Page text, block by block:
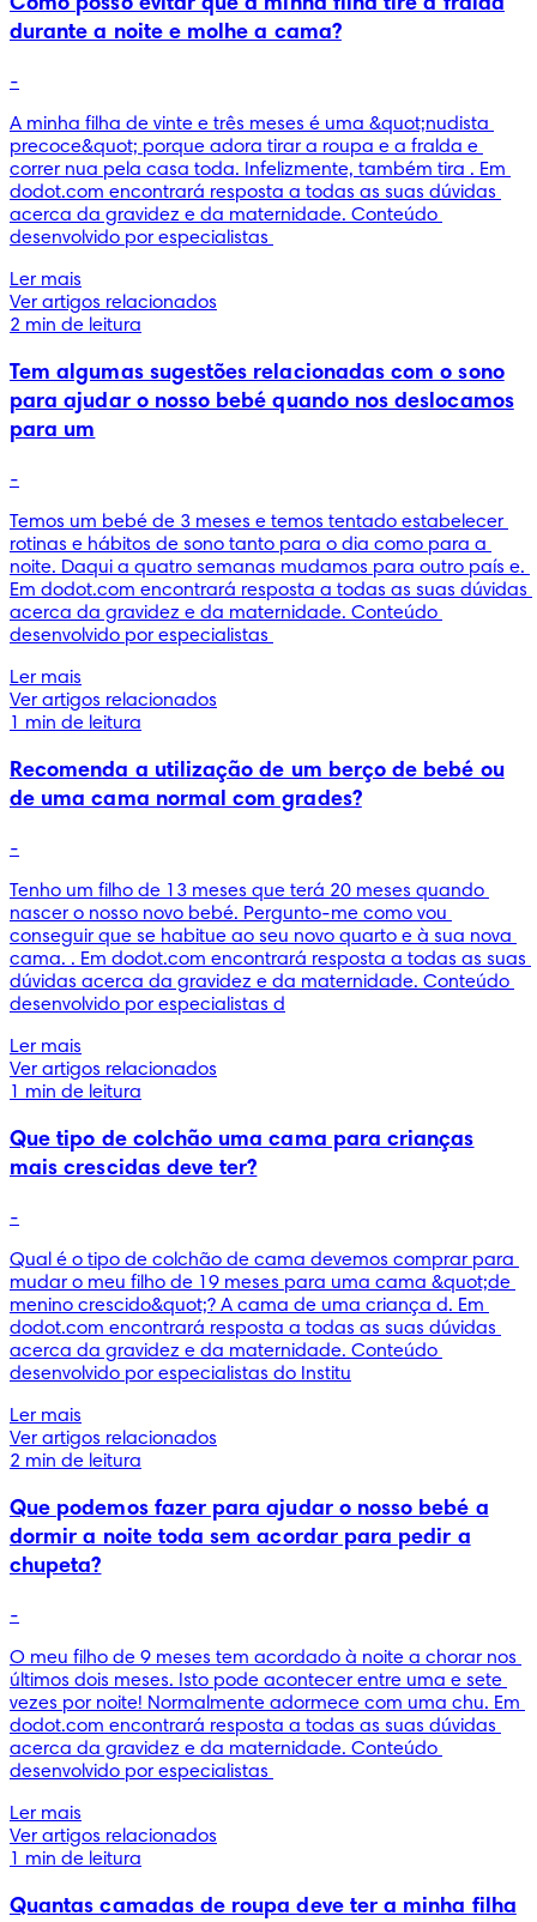
Como posso evitar que a minha filha tire a fralda
durante a noite e molhe a cama?
-
A minha filha de vinte e três meses é uma &quot;nudista
precoce&quot; porque adora tirar a roupa e a fralda e
correr nua pela casa toda. Infelizmente, também tira . Em
dodot.com encontrará resposta a todas as suas dúvidas
acerca da gravidez e da maternidade. Conteúdo
desenvolvido por especialistas
Ler mais
Ver artigos relacionados
2 min de leitura
Tem algumas sugestões relacionadas com o sono
para ajudar o nosso bebé quando nos deslocamos
para um
-
Temos um bebé de 3 meses e temos tentado estabelecer
rotinas e hábitos de sono tanto para o dia como para a
noite. Daqui a quatro semanas mudamos para outro país e.
Em dodot.com encontrará resposta a todas as suas dúvidas
acerca da gravidez e da maternidade. Conteúdo
desenvolvido por especialistas
Ler mais
Ver artigos relacionados
1 min de leitura
Recomenda a utilização de um berço de bebé ou
de uma cama normal com grades?
-
Tenho um filho de 13 meses que terá 20 meses quando
nascer o nosso novo bebé. Pergunto-me como vou
conseguir que se habitue ao seu novo quarto e à sua nova
cama. . Em dodot.com encontrará resposta a todas as suas
dúvidas acerca da gravidez e da maternidade. Conteúdo
desenvolvido por especialistas d
Ler mais
Ver artigos relacionados
1 min de leitura
Que tipo de colchão uma cama para crianças
mais crescidas deve ter?
-
Qual é o tipo de colchão de cama devemos comprar para
mudar o meu filho de 19 meses para uma cama &quot;de
menino crescido&quot;? A cama de uma criança d. Em
dodot.com encontrará resposta a todas as suas dúvidas
acerca da gravidez e da maternidade. Conteúdo
desenvolvido por especialistas do Institu
Ler mais
Ver artigos relacionados
2 min de leitura
Que podemos fazer para ajudar o nosso bebé a
dormir a noite toda sem acordar para pedir a
chupeta?
-
O meu filho de 9 meses tem acordado à noite a chorar nos
últimos dois meses. Isto pode acontecer entre uma e sete
vezes por noite! Normalmente adormece com uma chu. Em
dodot.com encontrará resposta a todas as suas dúvidas
acerca da gravidez e da maternidade. Conteúdo
desenvolvido por especialistas
Ler mais
Ver artigos relacionados
1 min de leitura
Quantas camadas de roupa deve ter a minha filha